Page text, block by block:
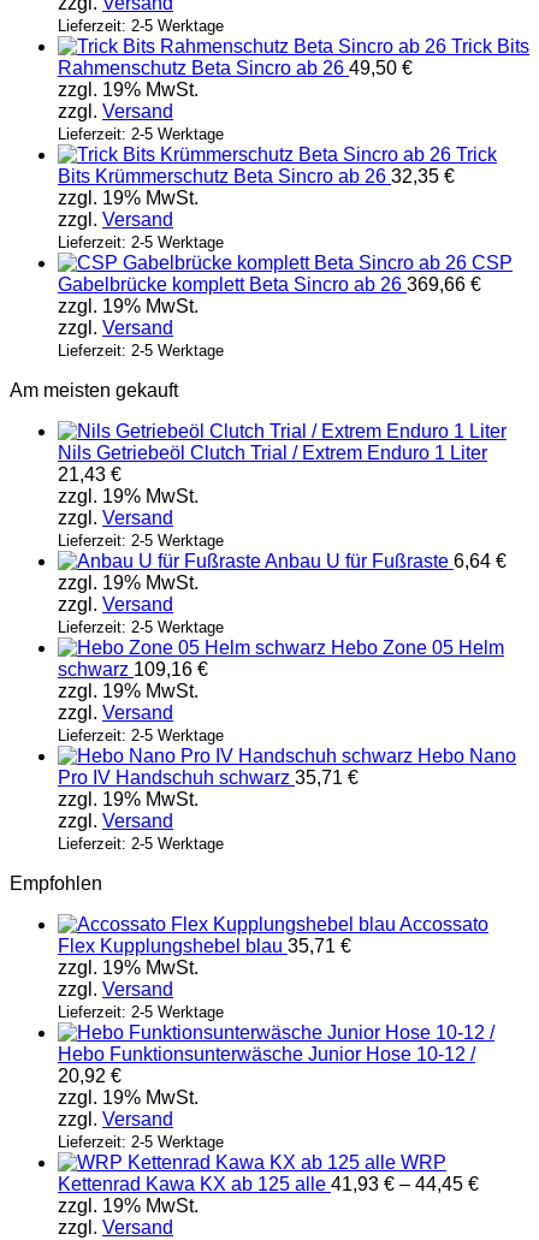
Optionen
können
Produktseite
gewählt
werden
Lieferzeit: 2-5 Werktage
Trick Bits
Rahmenschutz Beta Sincro ab 26 49,50 €
zzgl. 19% MwSt.
zzgl. Versand
Lieferzeit: 2-5 Werktage
Trick
Bits Krümmerschutz Beta Sincro ab 26 32,35 €
zzgl. 19% MwSt.
zzgl. Versand
Lieferzeit: 2-5 Werktage
CSP
Gabelbrücke komplett Beta Sincro ab 26 369,66 €
zzgl. 19% MwSt.
zzgl. Versand
Lieferzeit: 2-5 Werktage
Am meisten gekauft
Nils Getriebeöl Clutch Trial / Extrem Enduro 1 Liter
21,43 €
zzgl. 19% MwSt.
zzgl. Versand
Lieferzeit: 2-5 Werktage
Anbau U für Fußraste 6,64 €
zzgl. 19% MwSt.
zzgl. Versand
Lieferzeit: 2-5 Werktage
Hebo Zone 05 Helm
schwarz 109,16 €
zzgl. 19% MwSt.
zzgl. Versand
Lieferzeit: 2-5 Werktage
Hebo Nano
Pro IV Handschuh schwarz 35,71 €
zzgl. 19% MwSt.
zzgl. Versand
Lieferzeit: 2-5 Werktage
Empfohlen
Accossato
Flex Kupplungshebel blau 35,71 €
zzgl. 19% MwSt.
zzgl. Versand
Lieferzeit: 2-5 Werktage
Hebo Funktionsunterwäsche Junior Hose 10-12 /
20,92 €
zzgl. 19% MwSt.
zzgl. Versand
Lieferzeit: 2-5 Werktage
WRP
Kettenrad Kawa KX ab 125 alle 41,93 € – 44,45 €
zzgl. 19% MwSt.
zzgl. Versand